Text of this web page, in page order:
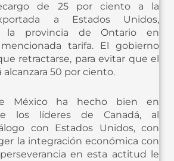
de 25 por ciento a la
a Estados Unidos,
la provincia de Ontario en
tarifa. El gobierno
retractarse, para evitar que el
alcanzara 50 por ciento.
México ha hecho bien en
los líderes de Canadá, al
con Estados Unidos, con
la integración económica con
en esta actitud le